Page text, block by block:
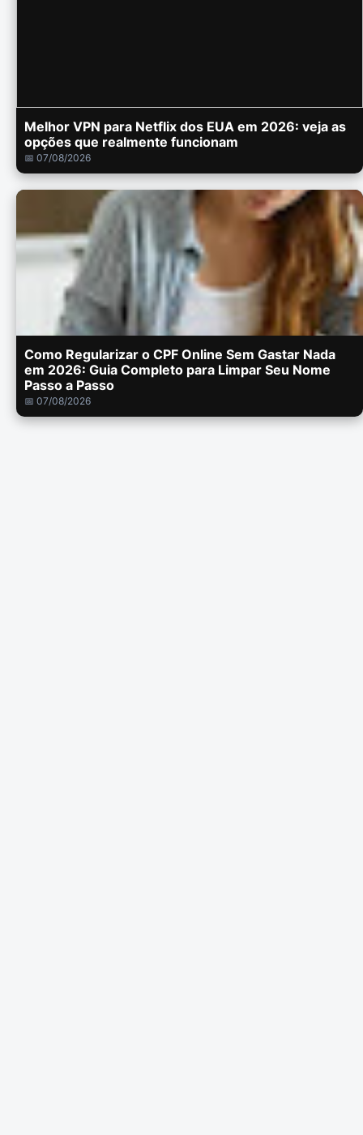
Melhor VPN para Netflix dos EUA em 2026: veja as
opções que realmente funcionam
📅 07/08/2026
Como Regularizar o CPF Online Sem Gastar Nada
em 2026: Guia Completo para Limpar Seu Nome
Passo a Passo
📅 07/08/2026